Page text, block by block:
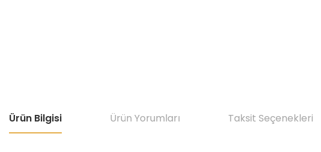
Ürün Bilgisi Ürün Yorumları Taksit Seçenekleri